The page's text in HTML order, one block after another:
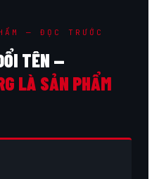
— ĐỌC TRƯỚC
TÊN —
LÀ SẢN PHẨM